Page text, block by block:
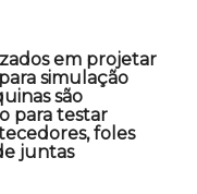
em projetar
simulação
são
para testar
foles
juntas